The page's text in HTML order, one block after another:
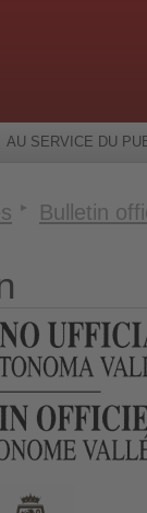
AU SERVICE DU
Bulletin